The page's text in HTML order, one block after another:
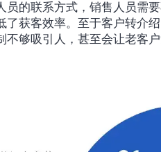
员的联系方式，销售人员需
了获客效率。至于客户转介
不够吸引人，甚至会让老客